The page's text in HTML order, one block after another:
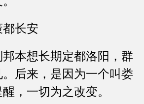
长安
想长期定都洛阳，群
后来，是因为一个叫娄
，一切为之改变。